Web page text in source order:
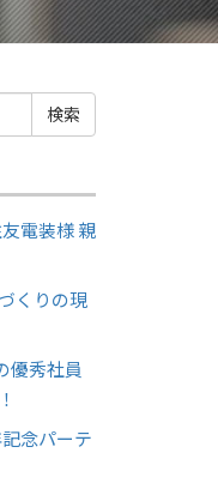
電装様 親
くりの現
優秀社員
念パーテ